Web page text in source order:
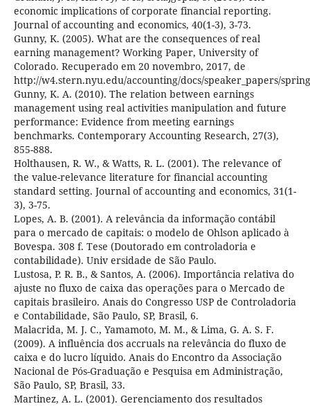
economic implications of corporate financial reporting.
Journal of accounting and economics, 40(1-3), 3-73.
Gunny, K. (2005). What are the consequences of real
earning management? Working Paper, University of
Colorado. Recuperado em 20 novembro, 2017, de
http://w4.stern.nyu.edu/accounting/docs/speaker_papers/
Gunny, K. A. (2010). The relation between earnings
management using real activities manipulation and future
performance: Evidence from meeting earnings
benchmarks. Contemporary Accounting Research, 27(3),
855-888.
Holthausen, R. W., & Watts, R. L. (2001). The relevance of
the value-relevance literature for financial accounting
standard setting. Journal of accounting and economics, 31(1-
3), 3-75.
Lopes, A. B. (2001). A relevância da informação contábil
para o mercado de capitais: o modelo de Ohlson aplicado à
Bovespa. 308 f. Tese (Doutorado em controladoria e
contabilidade). Univ ersidade de São Paulo.
Lustosa, P. R. B., & Santos, A. (2006). Importância relativa do
ajuste no fluxo de caixa das operações para o Mercado de
capitais brasileiro. Anais do Congresso USP de Controladoria
e Contabilidade, São Paulo, SP, Brasil, 6.
Malacrida, M. J. C., Yamamoto, M. M., & Lima, G. A. S. F.
(2009). A influência dos accruals na relevância do fluxo de
caixa e do lucro líquido. Anais do Encontro da Associação
Nacional de Pós-Graduação e Pesquisa em Administração,
São Paulo, SP, Brasil, 33.
Martinez, A. L. (2001). Gerenciamento dos resultados